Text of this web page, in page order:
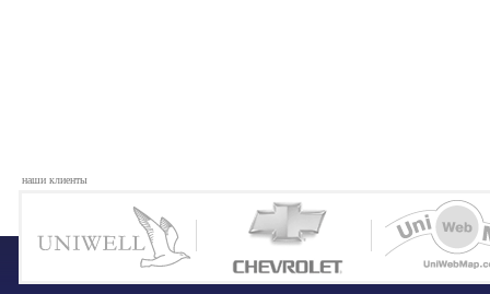
наши клиенты